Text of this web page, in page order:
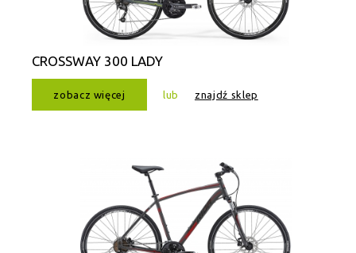
CROSSWAY 300 LADY
zobacz więcej lub znajdź sklep